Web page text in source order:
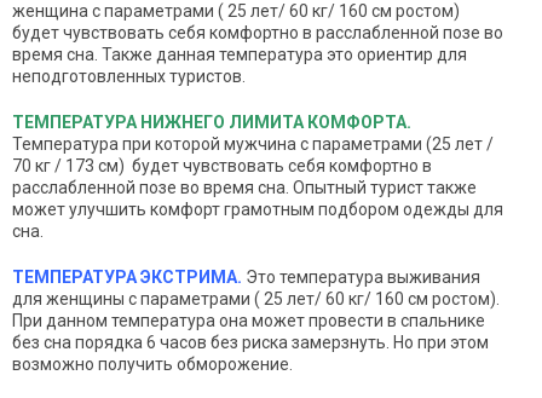
женщина с параметрами ( 25 лет/ 60 кг/ 160 см ростом)
будет чувствовать себя комфортно в расслабленной позе во
время сна. Также данная температура это ориентир для
неподготовленных туристов.
ТЕМПЕРАТУРА НИЖНЕГО ЛИМИТА КОМФОРТА.
Температура при которой мужчина с параметрами (25 лет /
70 кг / 173 см) будет чувствовать себя комфортно в
расслабленной позе во время сна. Опытный турист также
может улучшить комфорт грамотным подбором одежды для
сна.
ТЕМПЕРАТУРА ЭКСТРИМА. Это температура выживания
для женщины с параметрами ( 25 лет/ 60 кг/ 160 см ростом).
При данном температура она может провести в спальнике
без сна порядка 6 часов без риска замерзнуть. Но при этом
возможно получить обморожение.